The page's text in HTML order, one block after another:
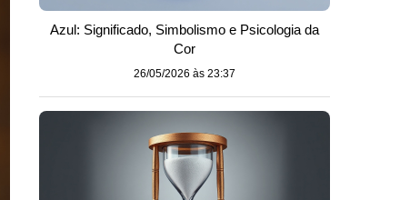
Azul: Significado, Simbolismo e Psicologia da
Cor
26/05/2026 às 23:37